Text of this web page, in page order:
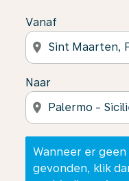
Vanaf
location_on
Naar
location_on
Wanneer er
gevonden, klik